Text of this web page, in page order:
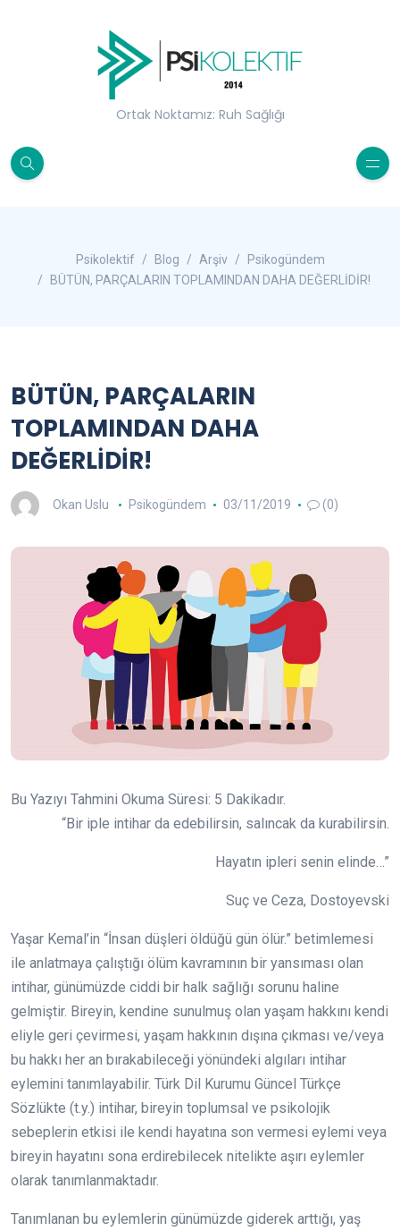
Ortak Noktamız: Ruh Sağlığı
Psikolektif Blog Arşiv
Psikogündem
BÜTÜN, PARÇALARIN TOPLAMINDAN DAHA DEĞERLİDİR!
BÜTÜN, PARÇALARIN
TOPLAMINDAN DAHA
DEĞERLİDİR!
Okan Uslu Psikogündem 03/11/2019 (0)
Bu Yazıyı Tahmini Okuma Süresi: 5 Dakikadır.
“Bir iple intihar da edebilirsin, salıncak da kurabilirsin.
Hayatın ipleri senin elinde…”
Suç ve Ceza, Dostoyevski
Yaşar Kemal’in “İnsan düşleri öldüğü gün ölür.” betimlemesi
ile anlatmaya çalıştığı ölüm kavramının bir yansıması olan
intihar, günümüzde ciddi bir halk sağlığı sorunu haline
gelmiştir. Bireyin, kendine sunulmuş olan yaşam hakkını kendi
eliyle geri çevirmesi, yaşam hakkının dışına çıkması ve/veya
bu hakkı her an bırakabileceği yönündeki algıları intihar
eylemini tanımlayabilir. Türk Dil Kurumu Güncel Türkçe
Sözlükte (t.y.) intihar, bireyin toplumsal ve psikolojik
sebeplerin etkisi ile kendi hayatına son vermesi eylemi veya
bireyin hayatını sona erdirebilecek nitelikte aşırı eylemler
olarak tanımlanmaktadır.
Tanımlanan bu eylemlerin günümüzde giderek arttığı, yaş